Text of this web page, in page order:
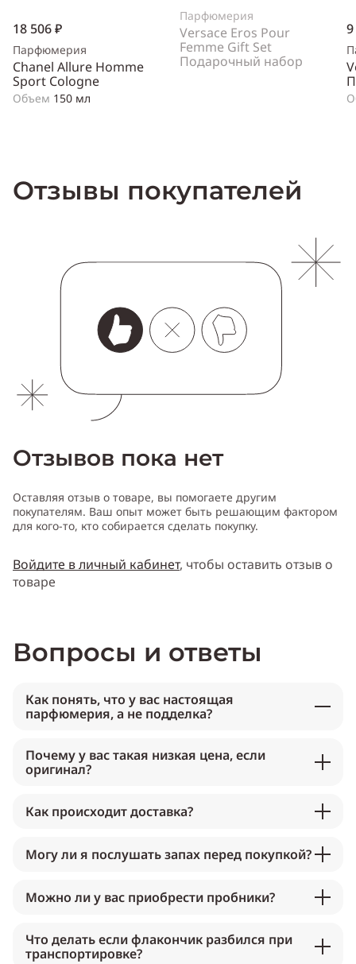
18 506 ₽
Парфюмерия
Chanel Allure Homme
Sport Cologne
Объем 150 мл
Парфюмерия
Versace Eros Pour
Femme Gift Set
Подарочный набор
Отзывы покупателей
Отзывов пока нет
Оставляя отзыв о товаре, вы помогаете другим
покупателям. Ваш опыт может быть решающим фактором
для кого-то, кто собирается сделать покупку.
Войдите в личный кабинет, чтобы оставить отзыв о
товаре
Вопросы и ответы
Как понять, что у вас настоящая
парфюмерия, а не подделка?
Почему у вас такая низкая цена, если
оригинал?
Как происходит доставка?
Могу ли я послушать запах перед покупкой?
Можно ли у вас приобрести пробники?
Что делать если флакончик разбился при
транспортировке?